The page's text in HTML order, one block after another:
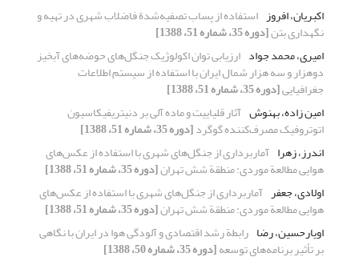
اکبریان، افروز استفاده از پساب تصفیه‌شدة فاضلاب شهری در تهیه و
نگهداری بتن[دوره 35، شماره 51، 1388]
امیری، محمد جواد ارزیابی توان اکولوژیک جنگل‌های حوضه‌های آبخیز
دوهزار و سه هزار شمال ایران با استفاده از سیستم اطلاعات
جغرافیایی[دوره 35، شماره 51، 1388]
امین زاده، بهنوش آثار قلیاییت و ماده آلی بر دنیتریفیکاسیون
اتوتروفیک مصرف‌کننده گوگرد[دوره 35، شماره 51، 1388]
اندرز، زهرا آماربرداری از جنگل‌های شهری با استفاده از عکس‌های
هوایی مطالعة موردی: منطقة شش تهران[دوره 35، شماره 51، 1388]
اولادی، جعفر آماربرداری از جنگل‌های شهری با استفاده از عکس‌های
هوایی مطالعة موردی: منطقة شش تهران[دوره 35، شماره 51، 1388]
اویارحسین، رضا رابطة رشد اقتصادی و آلودگی هوا در ایران با نگاهی
بر تأثیر برنامه‌های توسعه[دوره 35، شماره 50، 1388]